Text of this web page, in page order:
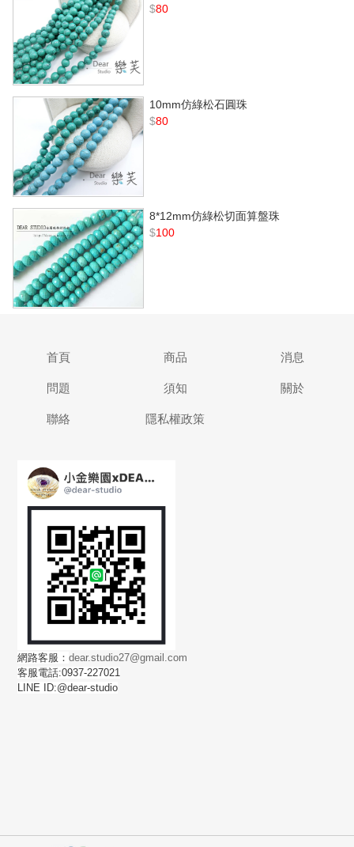
$80
10mm仿綠松石圓珠
$80
8*12mm仿綠松切面算盤珠
$100
首頁 商品 消息
問題 須知 關於
聯絡 隱私權政策
網路客服：dear.studio27@gmail.com
客服電話:0937-227021
LINE ID:@dear-studio